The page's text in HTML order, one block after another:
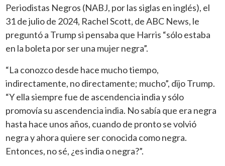
Periodistas Negros (NABJ, por las siglas en inglés), el
31 de julio de 2024, Rachel Scott, de ABC News, le
preguntó a Trump si pensaba que Harris “sólo estaba
en la boleta por ser una mujer negra”.
“La conozco desde hace mucho tiempo,
indirectamente, no directamente; mucho”, dijo Trump.
“Y ella siempre fue de ascendencia india y sólo
promovía su ascendencia india. No sabía que era negra
hasta hace unos años, cuando de pronto se volvió
negra y ahora quiere ser conocida como negra.
Entonces, no sé, ¿es india o negra?”.